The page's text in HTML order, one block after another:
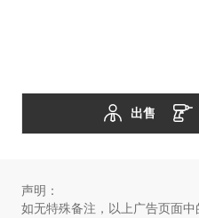
出售
声明：
如无特殊备注，以上广告页面